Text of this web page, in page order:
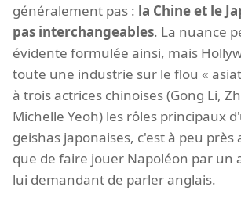
généralement pas : la Chine et le
pas interchangeables. La nuance
évidente formulée ainsi, mais
toute une industrie sur le flou «
à trois actrices chinoises (Gong Li,
Michelle Yeoh) les rôles principaux
geishas japonaises, c'est à peu près
que de faire jouer Napoléon par un
lui demandant de parler anglais.